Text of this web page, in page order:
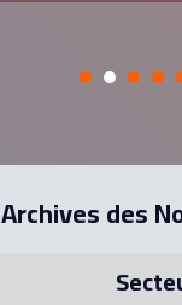
Archives des